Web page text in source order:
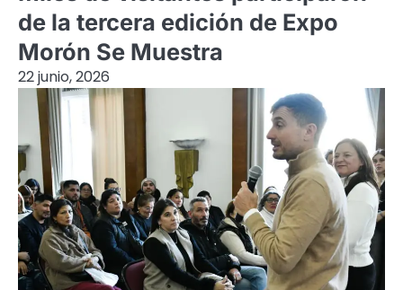
de la tercera edición de Expo
Morón Se Muestra
22 junio, 2026